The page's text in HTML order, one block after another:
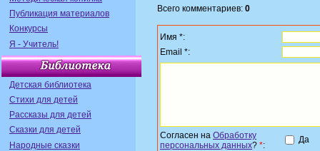
Публикация материалов
Конкурсы
Я - Учитель!
Детская библиотека
Стихи для детей
Рассказы для детей
Сказки для детей
Народные сказки
Всего комментариев: 0
Имя *:
Email *:
Согласен на Обработку
персональных данных? *:
Да